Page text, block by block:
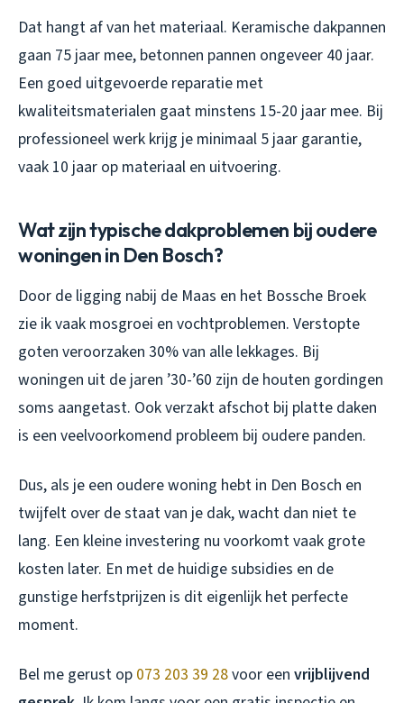
Dat hangt af van het materiaal. Keramische dakpannen
gaan 75 jaar mee, betonnen pannen ongeveer 40 jaar.
Een goed uitgevoerde reparatie met
kwaliteitsmaterialen gaat minstens 15-20 jaar mee. Bij
professioneel werk krijg je minimaal 5 jaar garantie,
vaak 10 jaar op materiaal en uitvoering.
Wat zijn typische dakproblemen bij oudere
woningen in Den Bosch?
Door de ligging nabij de Maas en het Bossche Broek
zie ik vaak mosgroei en vochtproblemen. Verstopte
goten veroorzaken 30% van alle lekkages. Bij
woningen uit de jaren ’30-’60 zijn de houten gordingen
soms aangetast. Ook verzakt afschot bij platte daken
is een veelvoorkomend probleem bij oudere panden.
Dus, als je een oudere woning hebt in Den Bosch en
twijfelt over de staat van je dak, wacht dan niet te
lang. Een kleine investering nu voorkomt vaak grote
kosten later. En met de huidige subsidies en de
gunstige herfstprijzen is dit eigenlijk het perfecte
moment.
Bel me gerust op 073 203 39 28voor een vrijblijvend